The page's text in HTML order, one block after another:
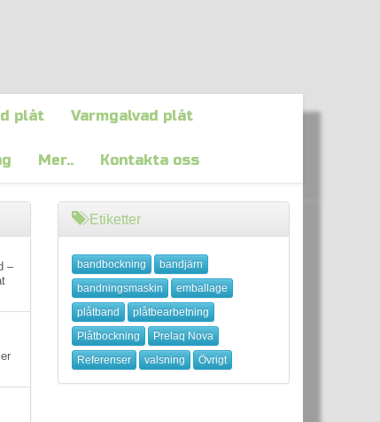
plåt Varmgalvad plåt
Mer.. Kontakta oss
–
Etiketter
bandbockning
bandjärn
bandningsmaskin
emballage
plåtband
plåtbearbetning
Plåtbockning
Prelaq Nova
Referenser
valsning Övrigt